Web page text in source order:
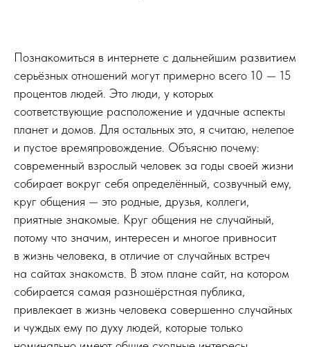
Познакомиться в интернете с дальнейшим развитием
серьёзных отношений могут примерно всего 10 — 15
процентов людей. Это люди, у которых
соответствующие расположение и удачные аспекты
планет и домов. Для остальных это, я считаю, нелепое
и пустое времяпровождение. Объясню почему:
современный взрослый человек за годы своей жизни
собирает вокруг себя определённый, созвучный ему,
круг общения — это родные, друзья, коллеги,
приятные знакомые. Круг общения не случайный,
потому что значим, интересен и многое привносит
в жизнь человека, в отличие от случайных встреч
на сайтах знакомств. В этом плане сайт, на котором
собирается самая разношёрстная публика,
привлекает в жизнь человека совершенно случайных
и чуждых ему по духу людей, которые только